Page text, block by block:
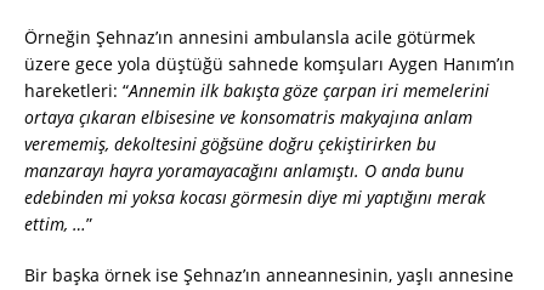
Örneğin Şehnaz’ın annesini ambulansla acile götürmek
üzere gece yola düştüğü sahnede komşuları Aygen Hanım’ın
hareketleri: “Annemin ilk bakışta göze çarpan iri memelerini
ortaya çıkaran elbisesine ve konsomatris makyajına anlam
verememiş, dekoltesini göğsüne doğru çekiştirirken bu
manzarayı hayra yoramayacağını anlamıştı. O anda bunu
edebinden mi yoksa kocası görmesin diye mi yaptığını merak
ettim, …”
Bir başka örnek ise Şehnaz’ın anneannesinin, yaşlı annesine